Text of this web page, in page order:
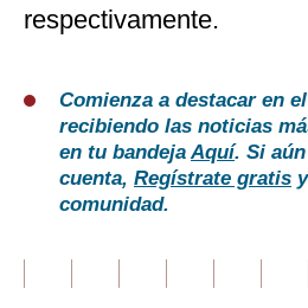
respectivamente.
Comienza a destacar en
recibiendo las noticias
en tu bandejaAquí. Si
cuenta, Regístrate gratis
comunidad.